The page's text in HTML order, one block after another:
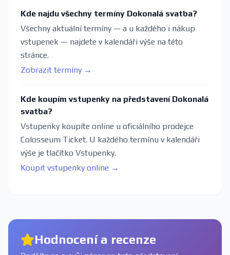
Kde najdu všechny termíny Dokonalá svatba?
Všechny aktuální termíny — a u každého i nákup
vstupenek — najdete v kalendáři výše na této
stránce.
Zobrazit termíny →
Kde koupím vstupenky na představení Dokonalá
svatba?
Vstupenky koupíte online u oficiálního prodejce
Colosseum Ticket. U každého termínu v kalendáři
výše je tlačítko Vstupenky.
Koupit vstupenky online →
Hodnocení a recenze